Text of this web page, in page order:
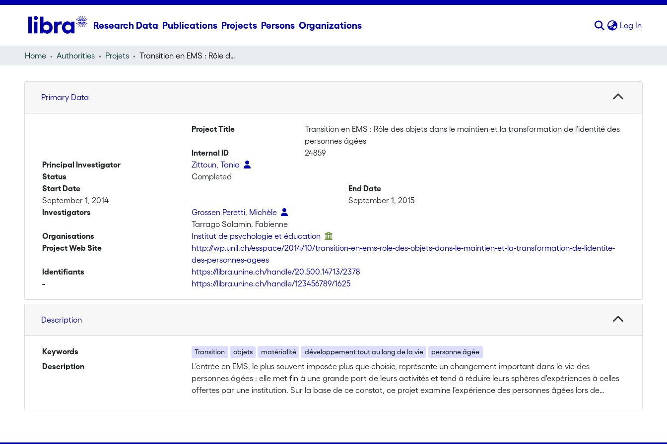
Research Data Publications Projects Persons Organizations Log In
Home Authorities Projets Transition en EMS : Rôle des objets dans le maintien et la transformation de l’identité des personnes âgées
Primary Data
Project Title
Transition en EMS : Rôle des objets dans le maintien et la transformation de l’identité des
personnes âgées
Internal ID
24859
Principal Investigator
Zittoun, Tania
Status
Completed
Start Date
September 1, 2014
End Date
September 1, 2015
Investigators
Grossen Peretti, Michèle
Tarrago Salamin, Fabienne
Organisations
Institut de psychologie et éducation
Project Web Site
http://wp.unil.ch/esspace/2014/10/transition-en-ems-role-des-objets-dans-le-maintien-et-la-transformation-de-lidentite-
des-personnes-agees
Identifiants
https://libra.unine.ch/handle/20.500.14713/2378
-
https://libra.unine.ch/handle/123456789/1625
Description
Keywords Transition objets matérialité développement tout au long de la vie personne âgée
Description
L’entrée en EMS, le plus souvent imposée plus que choisie, représente un changement important dans la vie des
personnes âgées : elle met fin à une grande part de leurs activités et tend à réduire leurs sphères d'expériences à celles
offertes par une institution. Sur la base de ce constat, ce projet examine l’expérience des personnes âgées lors de